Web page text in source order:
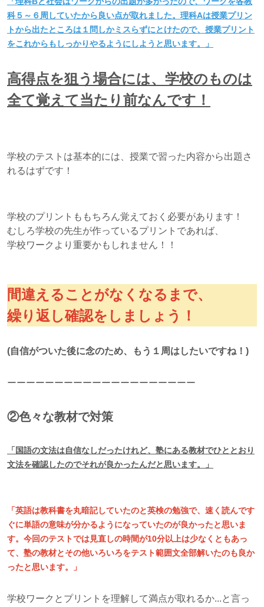
科５～６周していたから良い点が取れました。理科Aは授業プリン
トから出たところは１問しかミスらずにとけたので、授業プリント
をこれからもしっかりやるようにしようと思います。」
高得点を狙う場合には、学校のものは
全て覚えて当たり前なんです！
学校のテストは基本的には、授業で習った内容から出題さ
れるはずです！
学校のプリントももちろん覚えておく必要があります！
むしろ学校の先生が作っているプリントであれば、
学校ワークより重要かもしれません！！
間違えることがなくなるまで、
繰り返し確認をしましょう！
(自信がついた後に念のため、もう１周はしたいですね！)
ーーーーーーーーーーーーーーーーーーーー
②色々な教材で対策
「国語の文法は自信なしだったけれど、塾にある教材でひととおり
文法を確認したのでそれが良かったんだと思います。」
「英語は教科書を丸暗記していたのと英検の勉強で、速く読んです
ぐに単語の意味が分かるようになっていたのが良かったと思いま
す。今回のテストでは見直しの時間が10分以上は少なくともあっ
て、塾の教材とその他いろいろをテスト範囲文全部解いたのも良か
ったと思います。」
学校ワークとプリントを理解して満点が取れるか...と言っ